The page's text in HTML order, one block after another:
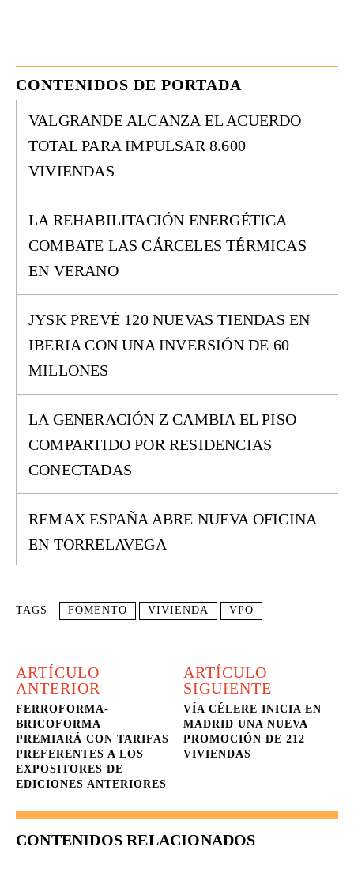
CONTENIDOS DE PORTADA
VALGRANDE ALCANZA EL ACUERDO
TOTAL PARA IMPULSAR 8.600
VIVIENDAS
LA REHABILITACIÓN ENERGÉTICA
COMBATE LAS CÁRCELES TÉRMICAS
EN VERANO
JYSK PREVÉ 120 NUEVAS TIENDAS EN
IBERIA CON UNA INVERSIÓN DE 60
MILLONES
LA GENERACIÓN Z CAMBIA EL PISO
COMPARTIDO POR RESIDENCIAS
CONECTADAS
REMAX ESPAÑA ABRE NUEVA OFICINA
EN TORRELAVEGA
TAGS FOMENTO VIVIENDA VPO
ARTÍCULO
ANTERIOR
FERROFORMA-
BRICOFORMA
PREMIARÁ CON TARIFAS
PREFERENTES A LOS
EXPOSITORES DE
EDICIONES ANTERIORES
ARTÍCULO
SIGUIENTE
VÍA CÉLERE INICIA EN
MADRID UNA NUEVA
PROMOCIÓN DE 212
VIVIENDAS
CONTENIDOS RELACIONADOS